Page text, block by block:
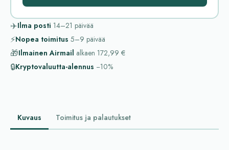
✈️Ilma posti 14–21 päivää
⚡Nopea toimitus 5–9 päivää
🎁Ilmainen Airmail alkaen 172,99 €
🔒Kryptovaluutta-alennus −10%
Kuvaus Toimitus ja palautukset